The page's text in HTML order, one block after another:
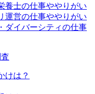
養士の仕事ややりがい
運営の仕事ややりがい
ダイバーシティの仕事
けは？